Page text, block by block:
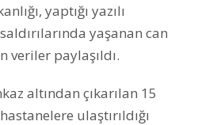
yaptığı yazılı
yaşanan can
veriler paylaşıldı.
altından çıkarılan 15
ulaştırıldığı